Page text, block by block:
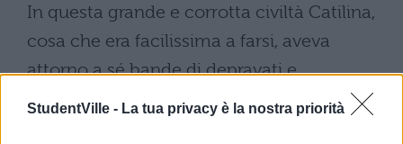
StudentVille - La tua privacy è la nostra priorità
In questa grande e corrotta civiltà Catilina,
cosa che era facilissima a farsi, aveva
attorno a sé bande di depravati e
di criminali, come guardie del corpo. Infatti